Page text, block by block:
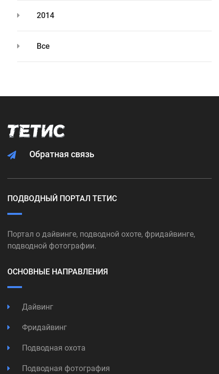
2014
Все
Обратная связь
ПОДВОДНЫЙ ПОРТАЛ ТЕТИС
Портал о дайвинге, подводной охоте, фридайвинге,
подводной фотографии.
ОСНОВНЫЕ НАПРАВЛЕНИЯ
Дайвинг
Фридайвинг
Подводная охота
Подводная фотография